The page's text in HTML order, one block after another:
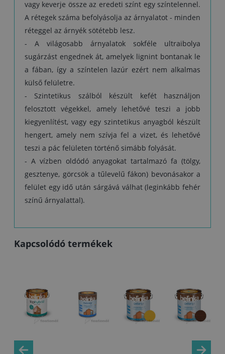
vagy keverje össze az eredeti színt egy színtelennel.
A rétegek száma befolyásolja az árnyalatot - minden
réteggel az árnyék sötétebb lesz.
- A világosabb árnyalatok sokféle ultraibolya
sugárzást engednek át, amelyek lignint bontanak le
a fában, így a színtelen lazúr ezért nem alkalmas
külső felületre.
- Szintetikus szálból készült kefét használjon
felosztott végekkel, amely lehetővé teszi a jobb
kiegyenlítést, vagy egy szintetikus anyagból készült
hengert, amely nem szívja fel a vizet, és lehetővé
teszi a pác felületen történő simább folyását.
- A vízben oldódó anyagokat tartalmazó fa (tölgy,
gesztenye, görcsök a tűlevelű fákon) bevonásakor a
felület egy idő után sárgává válhat (leginkább fehér
színű árnyalattal).
Kapcsolódó termékek